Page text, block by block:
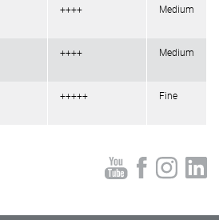
++++ Medium
++++ Medium
+++++ Fine